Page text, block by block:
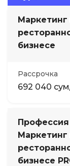
Маркетинг
бизнесе
Рассрочка
692 040
Профессия
Маркетинг
бизнесе